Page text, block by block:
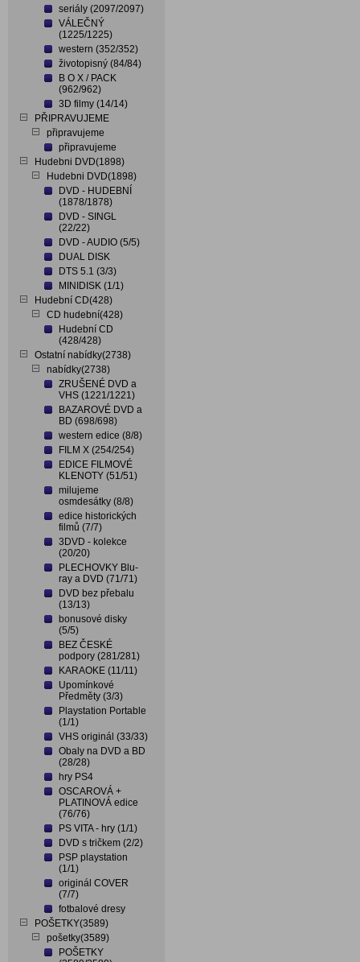
seriály (2097/2097)
VÁLEČNÝ
(1225/1225)
western (352/352)
životopisný (84/84)
B O X / PACK
(962/962)
3D filmy (14/14)
PŘIPRAVUJEME
připravujeme
připravujeme
Hudebni DVD(1898)
Hudebni DVD(1898)
DVD - HUDEBNÍ
(1878/1878)
DVD - SINGL
(22/22)
DVD - AUDIO (5/5)
DUAL DISK
DTS 5.1 (3/3)
MINIDISK (1/1)
Hudební CD(428)
CD hudební(428)
Hudební CD
(428/428)
Ostatní nabídky(2738)
nabídky(2738)
ZRUŠENÉ DVD a
VHS (1221/1221)
BAZAROVÉ DVD a
BD (698/698)
western edice (8/8)
FILM X (254/254)
EDICE FILMOVÉ
KLENOTY (51/51)
milujeme
osmdesátky (8/8)
edice historických
filmů (7/7)
3DVD - kolekce
(20/20)
PLECHOVKY Blu-
ray a DVD (71/71)
DVD bez přebalu
(13/13)
bonusové disky
(5/5)
BEZ ČESKÉ
podpory (281/281)
KARAOKE (11/11)
Upomínkové
Předměty (3/3)
Playstation Portable
(1/1)
VHS originál (33/33)
Obaly na DVD a BD
(28/28)
hry PS4
OSCAROVÁ +
PLATINOVÁ edice
(76/76)
PS VITA - hry (1/1)
DVD s tričkem (2/2)
PSP playstation
(1/1)
originál COVER
(7/7)
fotbalové dresy
POŠETKY(3589)
pošetky(3589)
POŠETKY